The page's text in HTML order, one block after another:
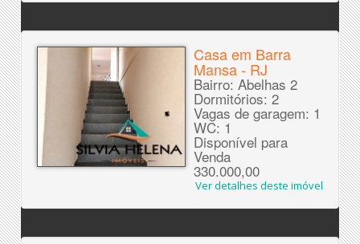
Casa em Barra
Mansa - RJ
Bairro: Abelhas 2
Dormitórios: 2
Vagas de garagem: 1
WC: 1
Disponível para
Venda
330.000,00
Ver detalhes deste imóvel